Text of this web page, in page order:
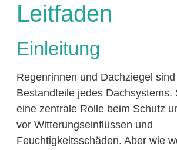
Leitfaden
Einleitung
Regenrinnen und Dachziegel
Bestandteile jedes Dachsystems.
eine zentrale Rolle beim Schutz
vor Witterungseinflüssen und
Feuchtigkeitsschäden. Aber wie